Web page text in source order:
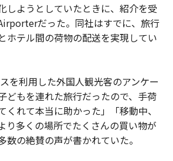
しようとしていたときに、紹介を受
だった。同社はすでに、旅行
ホテル間の荷物の配送を実現してい
を利用した外国人観光客のアンケー
どもを連れた旅行だったので、手荷
くれて本当に助かった」「移動中、
り多くの場所でたくさんの買い物が
数の絶賛の声が書かれていた。